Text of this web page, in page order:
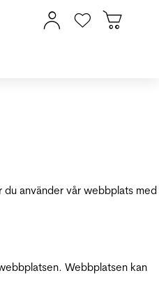
du använder vår webbplats med
Webbplatsen kan